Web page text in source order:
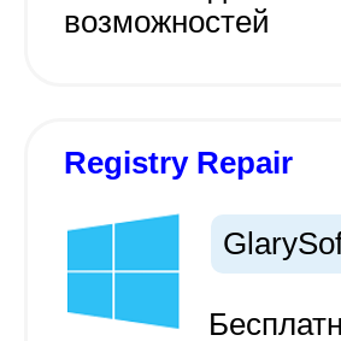
возможностей
Registry Repair